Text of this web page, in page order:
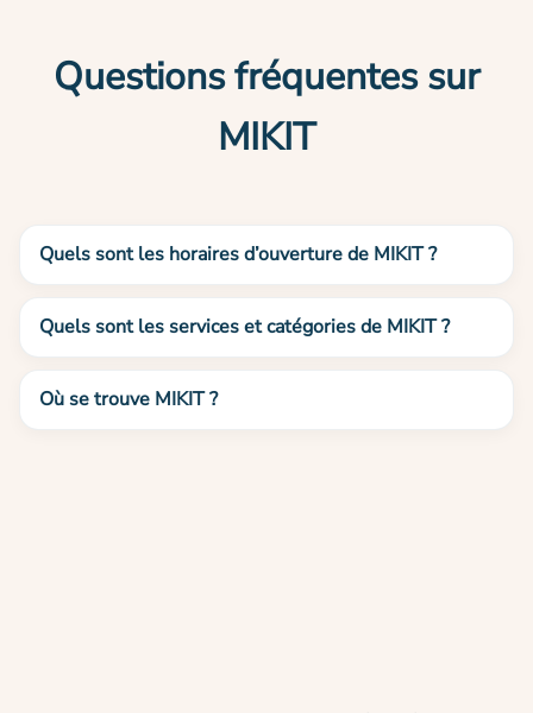
Questions fréquentes sur
MIKIT
Quels sont les horaires d’ouverture de MIKIT ?
Quels sont les services et catégories de MIKIT ?
Où se trouve MIKIT ?